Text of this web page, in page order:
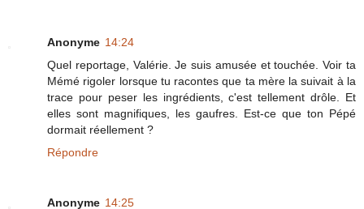
Anonyme 14:24
Quel reportage, Valérie. Je suis amusée et touchée. Voir ta
Mémé rigoler lorsque tu racontes que ta mère la suivait à la
trace pour peser les ingrédients, c'est tellement drôle. Et
elles sont magnifiques, les gaufres. Est-ce que ton Pépé
dormait réellement ?
Répondre
Anonyme 14:25